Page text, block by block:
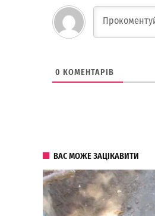
0 КОМЕНТАРІВ
ВАС МОЖЕ ЗАЦІКАВИТИ